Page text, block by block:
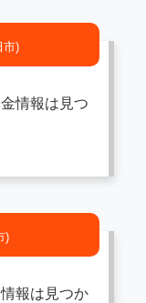
市)
情報は見つ
)
報は見つか